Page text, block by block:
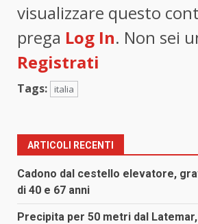
visualizzare questo
prega Log In. Non sei
Registrati
Tags: italia
ARTICOLI RECENTI
Cadono dal cestello elevatore,
di 40 e 67 anni
Precipita per 50 metri dal